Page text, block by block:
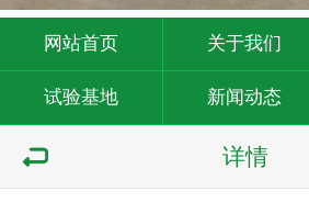
网站首页 关于我们
试验基地 新闻动态
详情